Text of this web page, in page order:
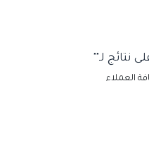
نتائج لـ""
العملاء